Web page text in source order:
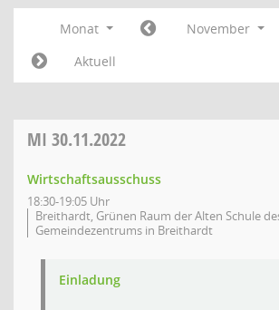
Monat November
Aktuell
MI 30.11.2022
Wirtschaftsausschuss
18:30-19:05 Uhr
Breithardt, Grünen Raum der Alten Schule
Gemeindezentrums in Breithardt
Einladung